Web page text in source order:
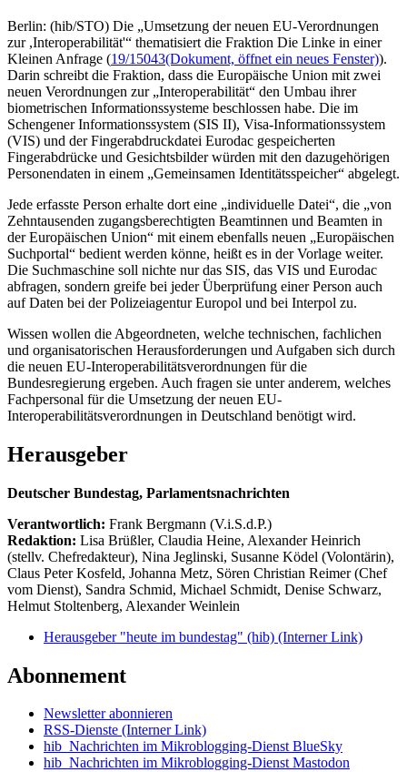
Berlin: (hib/STO) Die „Umsetzung der neuen EU-Verordnungen
zur ,Interoperabilität'“ thematisiert die Fraktion Die Linke in einer
Kleinen Anfrage (19/15043(Dokument, öffnet ein neues Fenster)).
Darin schreibt die Fraktion, dass die Europäische Union mit zwei
neuen Verordnungen zur „Interoperabilität“ den Umbau ihrer
biometrischen Informationssysteme beschlossen habe. Die im
Schengener Informationssystem (SIS II), Visa-Informationssystem
(VIS) und der Fingerabdruckdatei Eurodac gespeicherten
Fingerabdrücke und Gesichtsbilder würden mit den dazugehörigen
Personendaten in einem „Gemeinsamen Identitätsspeicher“ abgelegt.
Jede erfasste Person erhalte dort eine „individuelle Datei“, die „von
Zehntausenden zugangsberechtigten Beamtinnen und Beamten in
der Europäischen Union“ mit einem ebenfalls neuen „Europäischen
Suchportal“ bedient werden könne, heißt es in der Vorlage weiter.
Die Suchmaschine soll nichte nur das SIS, das VIS und Eurodac
abfragen, sondern greife bei jeder Überprüfung einer Person auch
auf Daten bei der Polizeiagentur Europol und bei Interpol zu.
Wissen wollen die Abgeordneten, welche technischen, fachlichen
und organisatorischen Herausforderungen und Aufgaben sich durch
die neuen EU-Interoperabilitätsverordnungen für die
Bundesregierung ergeben. Auch fragen sie unter anderem, welches
Fachpersonal für die Umsetzung der neuen EU-
Interoperabilitätsverordnungen in Deutschland benötigt wird.
Herausgeber
Deutscher Bundestag, Parlamentsnachrichten
Verantwortlich: Frank Bergmann (V.i.S.d.P.)
Redaktion: Lisa Brüßler, Claudia Heine, Alexander Heinrich
(stellv. Chefredakteur), Nina Jeglinski, Susanne Ködel (Volontärin),
Claus Peter Kosfeld, Johanna Metz, Sören Christian Reimer (Chef
vom Dienst), Sandra Schmid, Michael Schmidt, Denise Schwarz,
Helmut Stoltenberg, Alexander Weinlein
Herausgeber "heute im bundestag" (hib) (Interner Link)
Abonnement
Newsletter abonnieren
RSS-Dienste (Interner Link)
hib_Nachrichten im Mikroblogging-Dienst BlueSky
hib_Nachrichten im Mikroblogging-Dienst Mastodon